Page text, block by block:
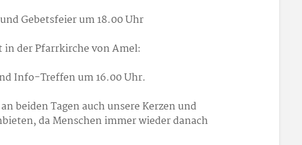
Gebetsfeier um 18.00 Uhr
in der Pfarrkirche von Amel:
Info-Treffen um 16.00 Uhr.
beiden Tagen auch unsere Kerzen und
da Menschen immer wieder danach